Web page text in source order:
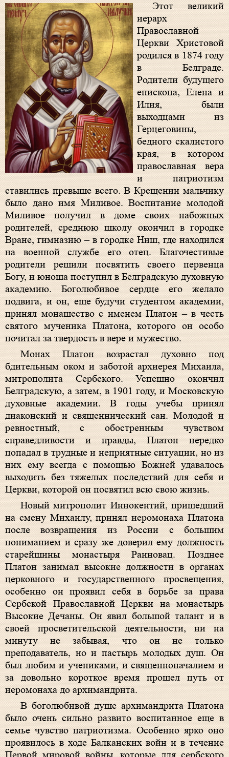
Этот великий
иерарх
Православной
Церкви Христовой
родился в 1874 году
в Белграде.
Родители будущего
епископа, Елена и
Илия, были
выходцами из
Герцеговины,
бедного скалистого
края, в котором
православная вера
и патриотизм
ставились превыше всего. В Крещении мальчику
было дано имя Миливое. Воспитание молодой
Миливое получил в доме своих набожных
родителей, среднюю школу окончил в городке
Вране, гимназию – в городке Ниш, где находился
на военной службе его отец. Благочестивые
родители решили посвятить своего первенца
Богу, и юноша поступил в Белградскую духовную
академию. Боголюбивое сердце его желало
подвига, и он, еще будучи студентом академии,
принял монашество с именем Платон – в честь
святого мученика Платона, которого он особо
почитал за твердость в вере и мужество.
Монах Платон возрастал духовно под
бдительным оком и заботой архиерея Михаила,
митрополита Сербского. Успешно окончил
Белградскую, а затем, в 1901 году, и Московскую
духовные академии. В годы учебы принял
диаконский и священнический сан. Молодой и
ревностный, с обостренным чувством
справедливости и правды, Платон нередко
попадал в трудные и неприятные ситуации, но из
них ему всегда с помощью Божией удавалось
выходить без тяжелых последствий для себя и
Церкви, которой он посвятил всю свою жизнь.
Новый митрополит Иннокентий, пришедший
на смену Михаилу, принял иеромонаха Платона
после возвращения из России с большим
пониманием и сразу же доверил ему должность
старейшины монастыря Раиновац. Позднее
Платон занимал высокие должности в органах
церковного и государственного просвещения,
особенно он проявил себя в борьбе за права
Сербской Православной Церкви на монастырь
Высокие Дечаны. Он явил большой талант и в
своей просветительской деятельности, ни на
минуту не забывая, что он не только
преподаватель, но и пастырь молодых душ. Он
был любим и учениками, и священноначалием и
за довольно короткое время прошел путь от
иеромонаха до архимандрита.
В боголюбивой душе архимандрита Платона
было очень сильно развито воспитанное еще в
семье чувство патриотизма. Особенно ярко оно
проявилось в ходе Балканских войн и в течение